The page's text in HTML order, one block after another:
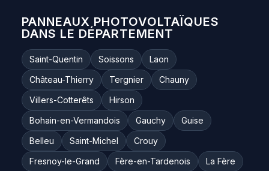
PANNEAUX PHOTOVOLTAÏQUES
DANS LE DÉPARTEMENT
Saint-Quentin Soissons
Laon
Château-Thierry
Tergnier
Chauny
Villers-Cotterêts
Hirson
Bohain-en-Vermandois
Gauchy
Guise
Belleu
Saint-Michel
Crouy
Fresnoy-le-Grand
Fère-en-Tardenois
La Fère